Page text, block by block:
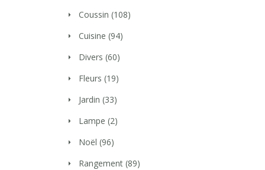
Coussin (108)
Cuisine (94)
Divers (60)
Fleurs (19)
Jardin (33)
Lampe (2)
Noël (96)
Rangement (89)